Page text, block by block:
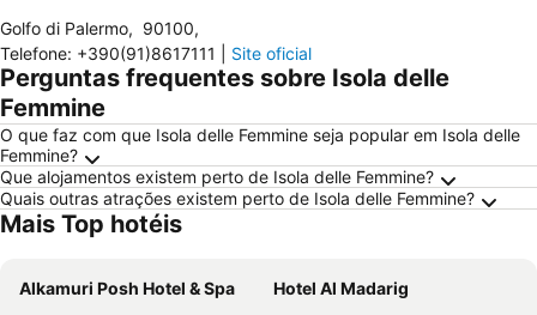
Golfo di Palermo, 90100,
Telefone: +390(91)8617111 Site oficial
Perguntas frequentes sobre Isola delle
Femmine
O que faz com que Isola delle Femmine seja popular em Isola delle
Femmine?
Que alojamentos existem perto de Isola delle Femmine?
Quais outras atrações existem perto de Isola delle Femmine?
Mais Top hotéis
Alkamuri Posh Hotel & Spa
Hotel Al Madarig